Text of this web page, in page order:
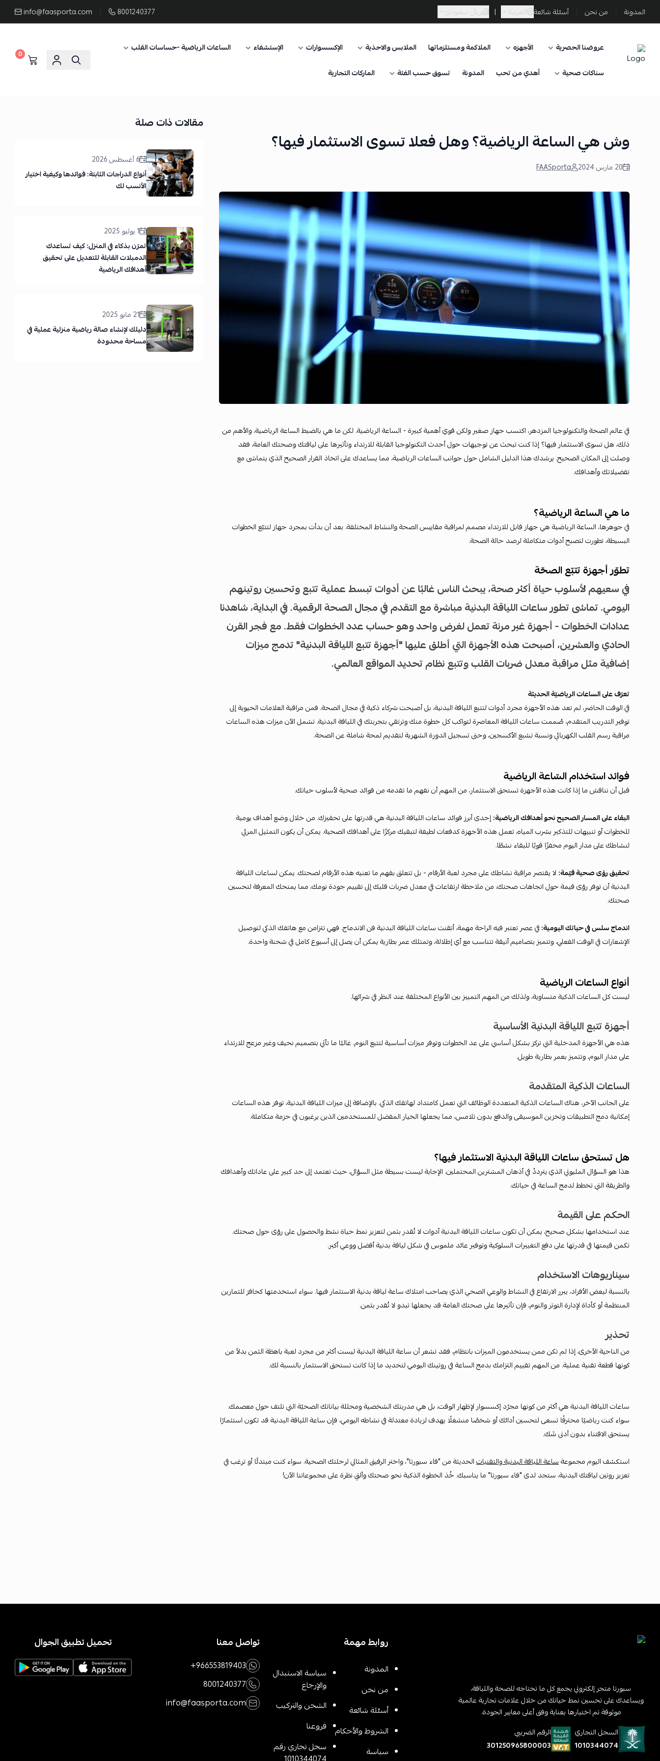
المدونة من نحن أسئلة شائعة العربية | ريال سعودي 8001240377
info@faasporta.com
Sporta
عروضنا الحصرية الأجهزه الملاكمة ومستلزماتها الملابس والاحذية الإكسسوارات الإستشفاء
الساعات الرياضية -حساسات القلب
سناكات صحية
أهدي من تحب المدونة تسوق حسب الفئة الماركات التجارية
0
وش هي الساعة الرياضية؟ وهل فعلا تسوى الاستثمار فيها؟
20 مارس 2024 FAASporta
في عالم الصحة والتكنولوجيا المزدهر، اكتسب جهاز صغير ولكن قوي أهمية كبيرة - الساعة الرياضية. لكن ما هي بالضبط الساعة الرياضية، والأهم من
ذلك، هل تسوى الاستثمار فيها؟ إذا كنت تبحث عن توجيهات حول أحدث التكنولوجيا القابلة للارتداء وتأثيرها على لياقتك وصحتك العامة، فقد
وصلت إلى المكان الصحيح. يرشدك هذا الدليل الشامل حول جوانب الساعات الرياضية، مما يساعدك على اتخاذ القرار الصحيح الذي يتماشى مع
تفضيلاتك وأهدافك.
ما هي الساعة الرياضية؟
في جوهرها، الساعة الرياضية هي جهاز قابل للارتداء مصمم لمراقبة مقاييس الصحة والنشاط المختلفة. بعد أن بدأت بمجرد جهاز لتتبّع الخطوات
البسيطة، تطورت لتصبح أدوات متكاملة لرصد حالة الصحة.
تطوّر أجهزة تتبّع الصحّة
في سعيهم لأسلوب حياة أكثر صحة، يبحث الناس غالبًا عن أدوات تبسط عملية تتبع وتحسين روتينهم
اليومي. تماشى تطور ساعات اللياقة البدنية مباشرة مع التقدم في مجال الصحة الرقمية. في البداية، شاهدنا
عدادات الخطوات - أجهزة غير مرنة تعمل لغرض واحد وهو حساب عدد الخطوات فقط. مع فجر القرن
الحادي والعشرين، أصبحت هذه الأجهزة التي أطلق عليها "أجهزة تتبع اللياقة البدنية" تدمج ميزات
إضافية مثل مراقبة معدل ضربات القلب وتتبع نظام تحديد المواقع العالمي.
تعرّف على الساعات الرياضيّة الحديثة
في الوقت الحاضر، لم تعد هذه الأجهزة مجرد أدوات لتتبع اللياقة البدنية، بل أصبحت شركاء ذكية في مجال الصحة. فمن مراقبة العلامات الحيوية إلى
توفير التدريب المتقدم، صُممت ساعات اللياقة المعاصرة لتواكب كل خطوة منك وترتقي بتجربتك في اللياقة البدنية. تشمل الآن ميزات هذه الساعات
مراقبة رسم القلب الكهربائي ونسبة تشبع الأكسجين، وحتى تسجيل الدورة الشهرية لتقديم لمحة شاملة عن الصحة.
فوائد استخدام السّاعة الرياضية
قبل أن نناقش ما إذا كانت هذه الأجهزة تستحق الاستثمار، من المهم أن نفهم ما تقدمه من فوائد صحية لأسلوب حياتك.
البقاء على المسار الصحيح نحو أهدافك الرياضية:إحدى أبرز فوائد ساعات اللياقة البدنية هي قدرتها على تحفيزك. من خلال وضع أهداف يومية
للخطوات أو تنبيهات للتذكير بشرب المياه، تعمل هذه الأجهزة كدفعات لطيفة لتبقيك مركزًا على أهدافك الصحية. يمكن أن يكون التمثيل المرئي
لنشاطك على مدار اليوم محفزًا قويًا للبقاء نشطًا.
تحقيق رؤى صحية قيّمة: لا يقتصر مراقبة نشاطك على مجرد لعبة الأرقام - بل تتعلق بفهم ما تعنيه هذه الأرقام لصحتك. يمكن لساعات اللياقة
البدنية أن توفر رؤى قيمة حول اتجاهات صحتك، من ملاحظة ارتفاعات في معدل ضربات قلبك إلى تقييم جودة نومك، مما يمنحك المعرفة لتحسين
صحتك.
اندماج سلس في حياتك اليومية:في عصر تعتبر فيه الراحة مهمة، أتقنت ساعات اللياقة البدنية فن الاندماج. فهي تتزامن مع هاتفك الذكي لتوصيل
الإشعارات في الوقت الفعلي، وتتميز بتصاميم أنيقة تتناسب مع أي إطلالة، وتمتلك عمر بطارية يمكن أن يصل إلى أسبوع كامل في شحنة واحدة.
أنواع الساعات الرياضية
ليست كل الساعات الذكية متساوية، ولذلك من المهم التمييز بين الأنواع المختلفة عند النظر في شرائها.
أجهزة تتبع اللياقة البدنية الأساسية
هذه هي الأجهزة المدخلية التي تركز بشكل أساسي على عد الخطوات وتوفر ميزات أساسية لتتبع النوم. غالبًا ما تأتي بتصميم نحيف وغير مزعج للارتداء
على مدار اليوم، وتتميز بعمر بطارية طويل.
الساعات الذكية المتقدمة
على الجانب الآخر، هناك الساعات الذكية المتعددة الوظائف التي تعمل كامتداد لهاتفك الذكي. بالإضافة إلى ميزات اللياقة البدنية، توفر هذه الساعات
إمكانية دمج التطبيقات وتخزين الموسيقى والدفع بدون تلامس، مما يجعلها الخيار المفضل للمستخدمين الذين يرغبون في حزمة متكاملة.
هل تستحق ساعات اللياقة البدنية الاستثمار فيها؟
هذا هو السؤال المليوني الذي يترددُ في أذهان المشترين المحتملين. الإجابة ليست بسيطة مثل السؤال، حيث تعتمد إلى حد كبير على عاداتك وأهدافك
والطريقة التي تخطط لدمج الساعة في حياتك.
الحكم على القيمة
عند استخدامها بشكل صحيح، يمكن أن تكون ساعات اللياقة البدنية أدوات لا تُقدر بثمن لتعزيز نمط حياة نشط والحصول على رؤى حول صحتك.
تكمن قيمتها في قدرتها على دفع التغييرات السلوكية وتوفير عائد ملموس في شكل لياقة بدنية أفضل ووعي أكبر.
سيناريوهات الاستخدام
بالنسبة لبعض الأفراد، يبرر الارتفاع في النشاط والوعي الصحي الذي يصاحب امتلاك ساعة لياقة بدنية الاستثمار فيها. سواء استخدمتها كحافز للتمارين
المنتظمة أو كأداة لإدارة التوتر والنوم، فإن تأثيرها على صحتك العامة قد يجعلها تبدو لا تُقدر بثمن.
تحذير
من الناحية الأخرى، إذا لم تكن ممن يستخدمون الميزات بانتظام، فقد تشعر أن ساعة اللياقة البدنية ليست أكثر من مجرد لعبة باهظة الثمن بدلاً من
كونها قطعة تقنية عملية. من المهم تقييم التزامك بدمج الساعة في روتينك اليومي لتحديد ما إذا كانت تستحق الاستثمار بالنسبة لك.
ساعات اللياقة البدنية هي أكثر من كونها مجرّد إكسسوار لإظهار الوقت، بل هي مدربتك الشخصية ومحللة بياناتك الصحيّة التي تلتف حول معصمك.
سواء كنت رياضيًا محترفًا تسعى لتحسين أدائك أو شخصًا منشغلًا يهدف لزيادة معتدلة في نشاطه اليومي، فإن ساعة اللياقة البدنية قد تكون استثمارًا
يستحق الاقتناء بدون أدنى شَك.
استكشف اليوم مجموعةساعة اللياقة البدنية والتقنياتالحديثة من "فاء سبورتا"، واختر الرفيق المثالي لرحلتك الصحية. سواء كنت مبتدئًا أو ترغب في
تعزيز روتين لياقتك البدنية، ستجد لدى "فاء سبورتا" ما يناسبك. خُذ الخطوة الذكية نحو صحتك وألقِ نظرة على مجموعاتنا الآن!
مقالات ذات صلة
6 أغسطس 2026
أنواع الدراجات الثابتة: فوائدها وكيفية اختيار
الأنسب لك
1 يوليو 2025
تمرّن بذكاء في المنزل: كيف تساعدك
الدمبلات القابلة للتعديل على تحقيق
أهدافك الرياضية
21 مايو 2025
دليلك لإنشاء صالة رياضية منزلية عملية في
مساحة محدودة
سبورتا متجر إلكتروني يجمع كل ما تحتاجه للصحة واللياقة،
ويساعدك على تحسين نمط حياتك من خلال علامات تجارية عالمية
موثوقة تم اختيارها بعناية وفق أعلى معايير الجودة.
السجل التجاري
1010344074
الرقم الضريبي
301250965800003
روابط مهمة
المدونة
من نحن
أسئلة شائعة
الشروط والأحكام
سياسة
سياسة الاستبدال
والإرجاع
الشحن والتركيب
فروعنا
سجل تجاري رقم
تواصل معنا
+966553819403
8001240377
info@faasporta.com
تحميل تطبيق الجوال